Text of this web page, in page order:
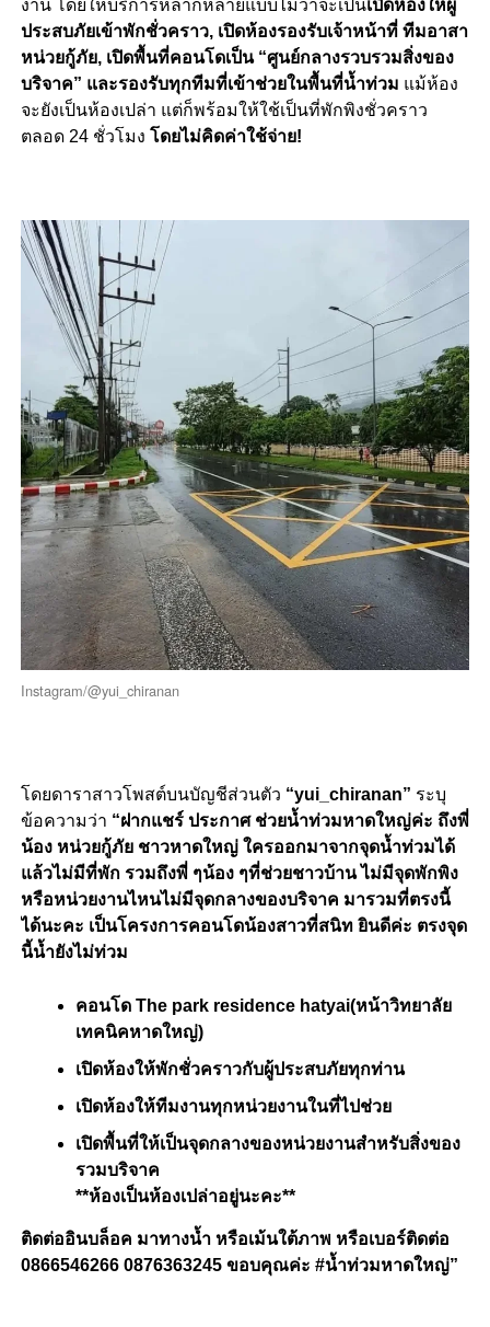
งาน โดยให้บริการหลากหลายแบบไม่ว่าจะเป็นเปิดห้องให้ผู้
ประสบภัยเข้าพักชั่วคราว, เปิดห้องรองรับเจ้าหน้าที่ ทีมอาสา
หน่วยกู้ภัย, เปิดพื้นที่คอนโดเป็น “ศูนย์กลางรวบรวมสิ่งของ
บริจาค” และรองรับทุกทีมที่เข้าช่วยในพื้นที่น้ำท่วม แม้ห้อง
จะยังเป็นห้องเปล่า แต่ก็พร้อมให้ใช้เป็นที่พักพิงชั่วคราว
ตลอด 24 ชั่วโมง โดยไม่คิดค่าใช้จ่าย!
Instagram/@yui_chiranan
โดยดาราสาวโพสต์บนบัญชีส่วนตัว “yui_chiranan” ระบุ
ข้อความว่า “ฝากแชร์ ประกาศ ช่วยน้ำท่วมหาดใหญ่ค่ะ ถึงพี่
น้อง หน่วยกู้ภัย ชาวหาดใหญ่ ใครออกมาจากจุดน้ำท่วมได้
แล้วไม่มีที่พัก รวมถึงพี่ ๆน้อง ๆที่ช่วยชาวบ้าน ไม่มีจุดพักพิง
หรือหน่วยงานไหนไม่มีจุดกลางของบริจาค มารวมที่ตรงนี้
ได้นะคะ เป็นโครงการคอนโดน้องสาวที่สนิท ยินดีค่ะ ตรงจุด
นี้น้ำยังไม่ท่วม
คอนโด The park residence hatyai(หน้าวิทยาลัย
เทคนิคหาดใหญ่)
เปิดห้องให้พักชั่วคราวกับผู้ประสบภัยทุกท่าน
เปิดห้องให้ทีมงานทุกหน่วยงานในที่ไปช่วย
เปิดพื้นที่ให้เป็นจุดกลางของหน่วยงานสำหรับสิ่งของ
รวมบริจาค
**ห้องเป็นห้องเปล่าอยู่นะคะ**
ติดต่ออินบล็อค มาทางน้ำ หรือเม้นใต้ภาพ หรือเบอร์ติดต่อ
0866546266 0876363245 ขอบคุณค่ะ #น้ำท่วมหาดใหญ่”